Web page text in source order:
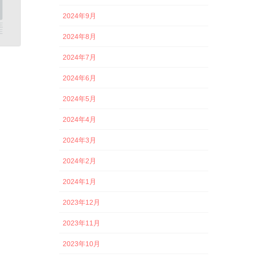
2024年9月
2024年8月
2024年7月
2024年6月
2024年5月
2024年4月
2024年3月
2024年2月
2024年1月
2023年12月
2023年11月
2023年10月